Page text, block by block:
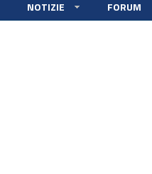
NOTIZIE FORUM